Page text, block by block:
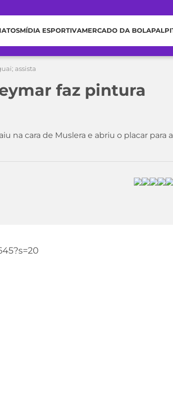
MÍDIA ESPORTIVAMERCADO DA BOLA
assista
faz pintura
na cara de Muslera e abriu o placar para a